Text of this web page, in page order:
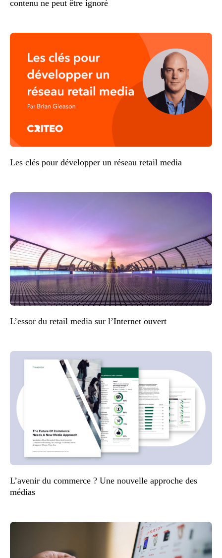
contenu ne peut être ignoré
Les clés pour développer un réseau retail media
L’essor du retail media sur l’Internet ouvert
L’avenir du commerce ? Une nouvelle approche des
médias